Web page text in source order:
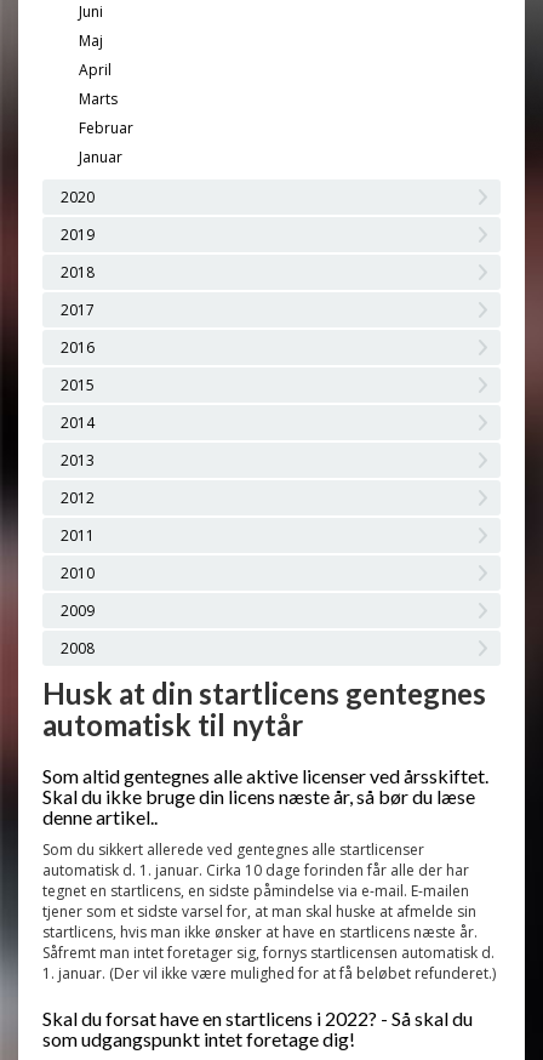
Juni
Maj
April
Marts
Februar
Januar
2020
2019
2018
2017
2016
2015
2014
2013
2012
2011
2010
2009
2008
Husk at din startlicens gentegnes
automatisk til nytår
Som altid gentegnes alle aktive licenser ved årsskiftet.
Skal du ikke bruge din licens næste år, så bør du læse
denne artikel..
Som du sikkert allerede ved gentegnes alle startlicenser
automatisk d. 1. januar. Cirka 10 dage forinden får alle der har
tegnet en startlicens, en sidste påmindelse via e-mail. E-mailen
tjener som et sidste varsel for, at man skal huske at afmelde sin
startlicens, hvis man ikke ønsker at have en startlicens næste år.
Såfremt man intet foretager sig, fornys startlicensen automatisk d.
1. januar. (Der vil ikke være mulighed for at få beløbet refunderet.)
Skal du forsat have en startlicens i 2022? - Så skal du
som udgangspunkt intet foretage dig!